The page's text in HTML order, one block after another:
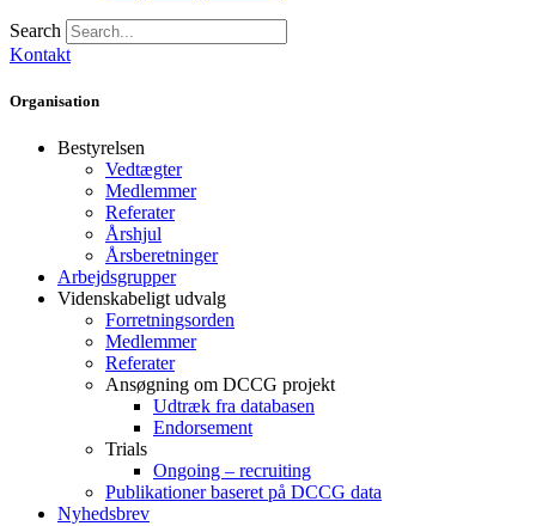
Search
Kontakt
Organisation
Bestyrelsen
Vedtægter
Medlemmer
Referater
Årshjul
Årsberetninger
Arbejdsgrupper
Videnskabeligt udvalg
Forretningsorden
Medlemmer
Referater
Ansøgning om DCCG projekt
Udtræk fra databasen
Endorsement
Trials
Ongoing – recruiting
Publikationer baseret på DCCG data
Nyhedsbrev